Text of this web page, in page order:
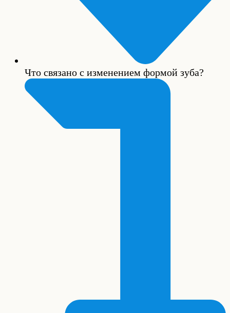
Что связано с изменением формой зуба?